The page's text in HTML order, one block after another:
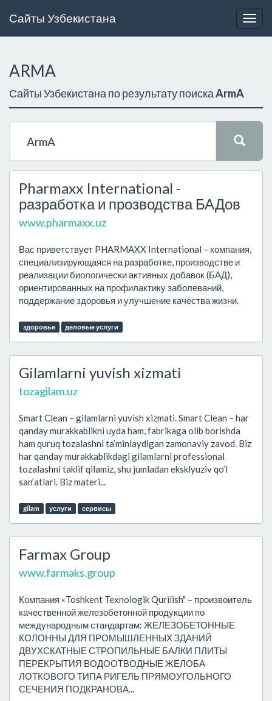
Сайты Узбекистана
ARMA
Сайты Узбекистана по результату поискаArmA
Pharmaxx International -
разработка и прозводства БАДов
www.pharmaxx.uz
Вас приветствует PHARMAXX International – компания,
специализирующаяся на разработке, производстве и
реализации биологически активных добавок (БАД),
ориентированных на профилактику заболеваний,
поддержание здоровья и улучшение качества жизни.
здоровье деловые услуги
Gilamlarni yuvish xizmati
tozagilam.uz
Smart Clean – gilamlarni yuvish xizmati. Smart Clean – har
qanday murakkablikni uyda ham, fabrikaga olib borishda
ham quruq tozalashni ta’minlaydigan zamonaviy zavod. Biz
har qanday murakkablikdagi gilamlarni professional
tozalashni taklif qilamiz, shu jumladan eksklyuziv qo’l
san’atlari. Biz materi...
gilam услуги сервисы
Farmax Group
www.farmaks.group
Компания «Toshkent Texnologik Qurilish" – произвоитель
качественной железобетонной продукции по
международным стандартам: ЖЕЛЕЗОБЕТОННЫЕ
КОЛОННЫ ДЛЯ ПРОМЫШЛЕННЫХ ЗДАНИЙ
ДВУХСКАТНЫЕ СТРОПИЛЬНЫЕ БАЛКИ ПЛИТЫ
ПЕРЕКРЫТИЯ ВОДООТВОДНЫЕ ЖЕЛОБА
ЛОТКОВОГО ТИПА РИГЕЛЬ ПРЯМОУГОЛЬНОГО
СЕЧЕНИЯ ПОДКРАНОВА...